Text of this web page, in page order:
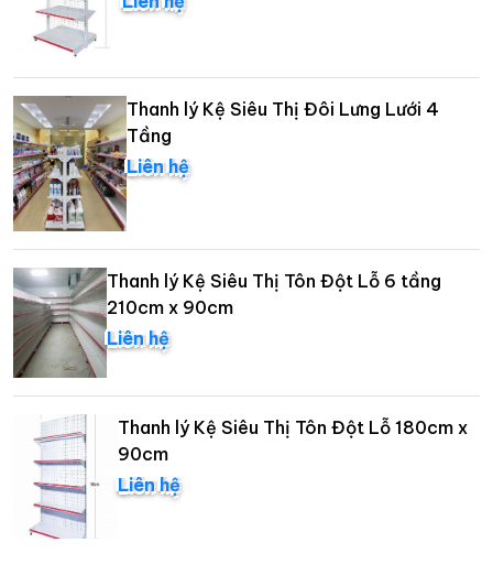
Thanh lý Kệ Siêu Thị Đôi Lưng Lưới 4
Tầng
Liên hệ
Thanh lý Kệ Siêu Thị Tôn Đột Lỗ 6 tầng
210cm x 90cm
Liên hệ
Thanh lý Kệ Siêu Thị Tôn Đột Lỗ 180cm x
90cm
Liên hệ